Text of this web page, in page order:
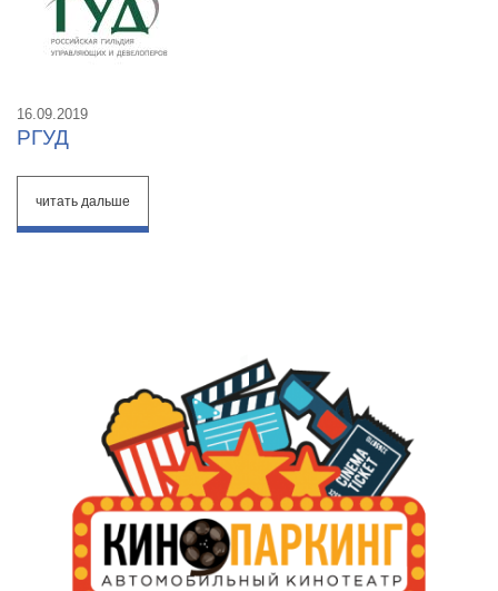
16.09.2019
РГУД
читать дальше